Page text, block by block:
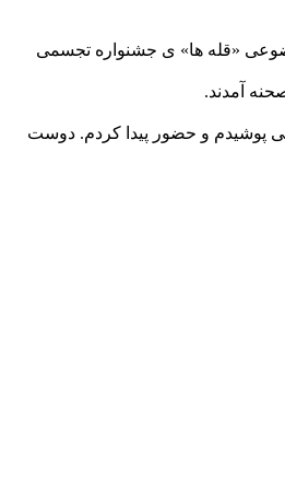
«قله ها» ی جشنواره تجسمی
آمدند.
پوشیدم و حضور پیدا کردم. دوست